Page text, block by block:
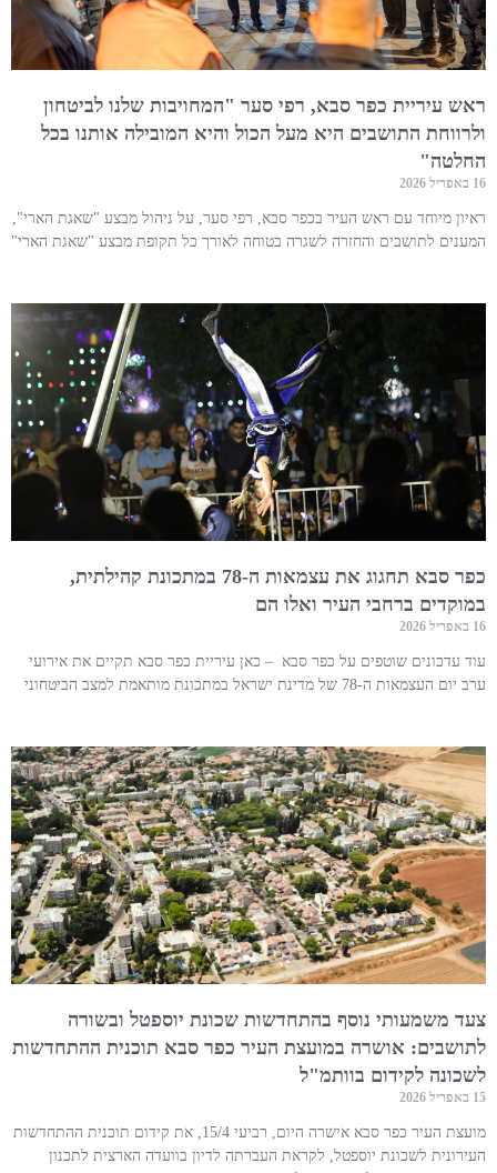
ראש עיריית כפר סבא, רפי סער "המחויבות שלנו לביטחון
ולרווחת התושבים היא מעל הכול והיא המובילה אותנו בכל
החלטה"
16 באפריל 2026
ראיון מיוחד עם ראש העיר בכפר סבא, רפי סער, על ניהול מבצע "שאגת הארי",
המענים לתושבים והחזרה לשגרה בטוחה לאורך כל תקופת מבצע "שאגת הארי"
כפר סבא תחגוג את עצמאות ה-78 במתכונת קהילתית,
במוקדים ברחבי העיר ואלו הם
16 באפריל 2026
עוד עדכונים שוטפים על כפר סבא – כאן עיריית כפר סבא תקיים את אירועי
ערב יום העצמאות ה-78 של מדינת ישראל במתכונת מותאמת למצב הביטחוני
צעד משמעותי נוסף בהתחדשות שכונת יוספטל ובשורה
לתושבים: אושרה במועצת העיר כפר סבא תוכנית ההתחדשות
לשכונה לקידום בוותמ"ל
15 באפריל 2026
מועצת העיר כפר סבא אישרה היום, רביעי 15/4, את קידום תוכנית ההתחדשות
העירונית לשכונת יוספטל, לקראת העברתה לדיון בוועדה הארצית לתכנון